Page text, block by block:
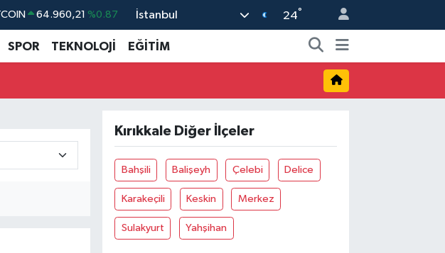
64.960,21 %0.87
EURO 55,2510 %0.32
%-14
İstanbul 24°
SPOR TEKNOLOJİ EĞİTİM
Kırıkkale Diğer İlçeler
Bahşili Balişeyh Çelebi Delice
Karakeçili Keskin Merkez
Sulakyurt Yahşihan